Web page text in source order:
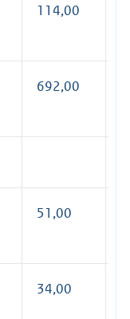
114,00
692,00
51,00
34,00